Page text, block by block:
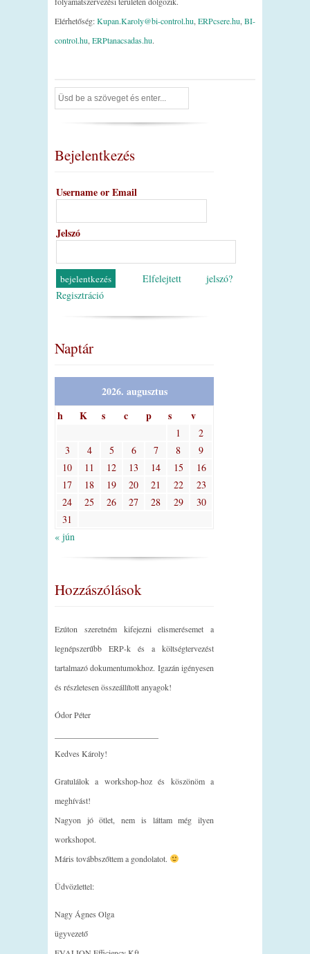
Elérhetőség:Kupan.Karoly@bi-control.hu,ERPcsere.hu,BI-
control.hu,ERPtanacsadas.hu.
Bejelentkezés
Username or Email
Jelszó
Elfelejtett jelszó?
Regisztráció
Naptár
2026. augusztus
h
K s c p s v
1
2
3
4 5 6 7 8
9
10
11 12 13 14 15
16
17
18 19 20 21 22
23
24
25 26 27 28 29
30
31
« jún
Hozzászólások
Ezúton szeretném kifejezni elismerésemet a
legnépszerűbb ERP-k és a költségtervezést
tartalmazó dokumentumokhoz. Igazán igényesen
és részletesen összeállított anyagok!
Ódor Péter
Kedves Károly!
Gratulálok a workshop-hoz és köszönöm a
meghívást!
Nagyon jó ötlet, nem is láttam még ilyen
workshopot.
Máris továbbszőttem a gondolatot.
Üdvözlettel:
Nagy Ágnes Olga
ügyvezető